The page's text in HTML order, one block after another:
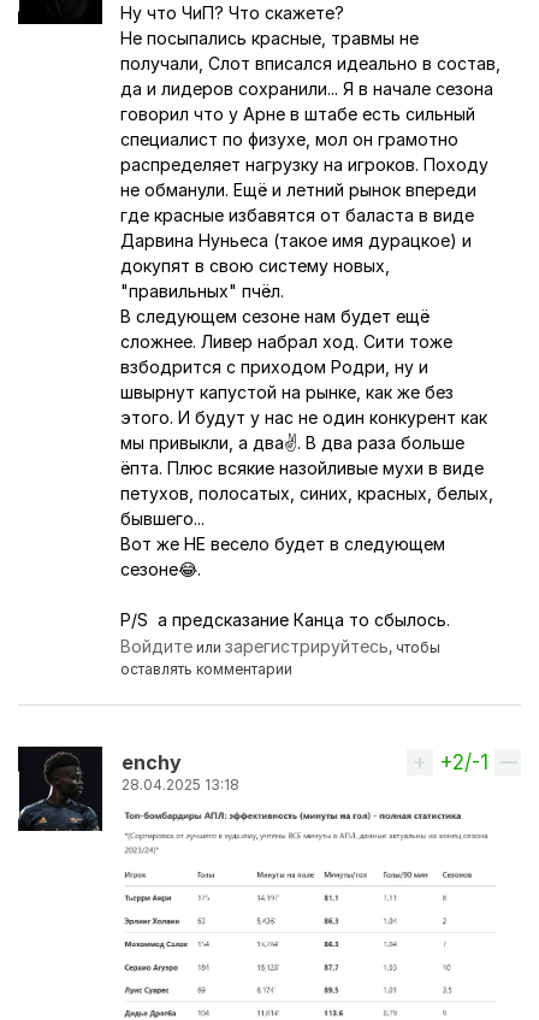
Ну что ЧиП? Что скажете?
Не посыпались красные, травмы не
получали, Слот вписался идеально в состав,
да и лидеров сохранили... Я в начале сезона
говорил что у Арне в штабе есть сильный
специалист по физухе, мол он грамотно
распределяет нагрузку на игроков. Походу
не обманули. Ещё и летний рынок впереди
где красные избавятся от баласта в виде
Дарвина Нуньеса (такое имя дурацкое) и
докупят в свою систему новых,
"правильных" пчёл.
В следующем сезоне нам будет ещё
сложнее. Ливер набрал ход. Сити тоже
взбодрится с приходом Родри, ну и
швырнут капустой на рынке, как же без
этого. И будут у нас не один конкурент как
мы привыкли, а два✌. В два раза больше
ёпта. Плюс всякие назойливые мухи в виде
петухов, полосатых, синих, красных, белых,
бывшего...
Вот же НЕ весело будет в следующем
сезоне😂.
P/S а предсказание Канца то сбылось.
Войдите илизарегистрируйтесь, чтобы
оставлять комментарии
enchy
28.04.2025 13:18
Вверх
+2/-1